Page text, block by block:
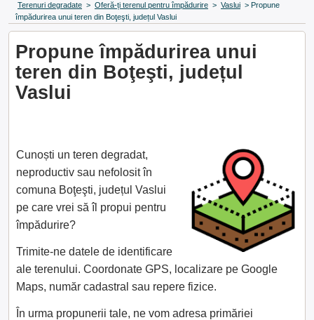
Terenuri degradate > Oferă-ți terenul pentru împădurire > Vaslui > Propune
împădurirea unui teren din Boţeşti, județul Vaslui
Propune împădurirea unui
teren din Boţeşti, județul
Vaslui
Cunoști un teren degradat,
neproductiv sau nefolosit în
comuna Boţeşti, județul Vaslui
pe care vrei să îl propui pentru
împădurire?
Trimite-ne datele de identificare
ale terenului. Coordonate GPS, localizare pe Google
Maps, număr cadastral sau repere fizice.
În urma propunerii tale, ne vom adresa primăriei